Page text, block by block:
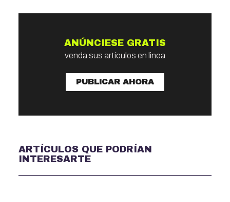
ANÚNCIESE GRATIS
venda sus artículos en linea
PUBLICAR AHORA
ARTÍCULOS QUE PODRÍAN
INTERESARTE